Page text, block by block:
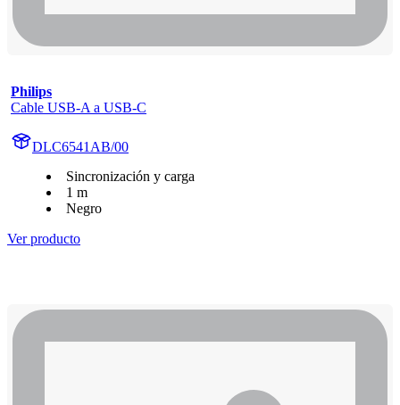
Philips
Cable USB-A a USB-C
DLC6541AB/00
Sincronización y carga
1 m
Negro
Ver producto